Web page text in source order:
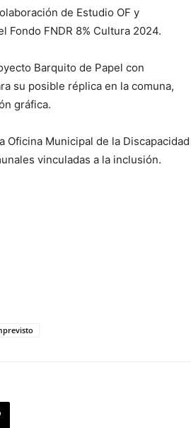
de Estudio OF y
Fondo FNDR 8% Cultura 2024.
Barquito de Papel con
su posible réplica en la comuna,
gráfica.
Oficina Municipal de la Discapacidad
vinculadas a la inclusión.